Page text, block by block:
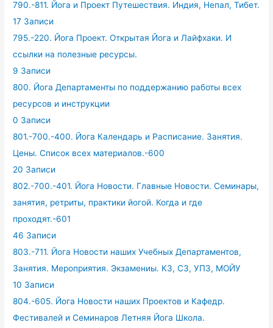
790.-811. Йога и Проект Путешествия. Индия, Непал, Тибет.
17 Записи
795.-220. Йога Проект. Открытая Йога и Лайфхаки. И
ссылки на полезные ресурсы.
9 Записи
800. Йога Департаменты по поддержанию работы всех
ресурсов и инструкции
0 Записи
801.-700.-400. Йога Календарь и Расписание. Занятия.
Цены. Список всех материалов.-600
20 Записи
802.-700.-401. Йога Новости. Главные Новости. Семинары,
занятия, ретриты, практики йогой. Когда и где
проходят.-601
46 Записи
803.-711. Йога Новости наших Учебных Департаментов,
Занятия. Мероприятия. Экзамениы. КЗ, СЗ, УПЗ, МОЙУ
10 Записи
804.-605. Йога Новости наших Проектов и Кафедр.
Фестивалей и Семинаров Летняя Йога Школа.